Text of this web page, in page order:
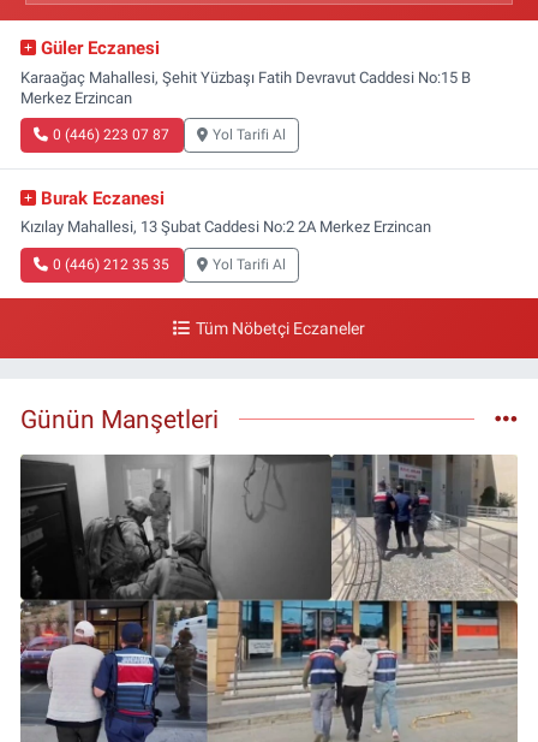
Güler Eczanesi
Karaağaç Mahallesi, Şehit Yüzbaşı Fatih Devravut Caddesi No:15 B
Merkez Erzincan
0 (446) 223 07 87 Yol Tarifi Al
Burak Eczanesi
Kızılay Mahallesi, 13 Şubat Caddesi No:2 2A Merkez Erzincan
0 (446) 212 35 35 Yol Tarifi Al
Tüm Nöbetçi Eczaneler
Günün Manşetleri